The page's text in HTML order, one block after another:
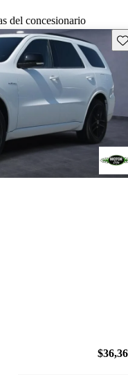
del concesionario